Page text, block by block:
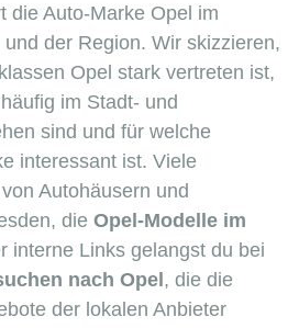
die Auto-Marke Opel im
der Region. Wir skizzieren,
Opel stark vertreten ist,
im Stadt- und
sind und für welche
interessant ist. Viele
Autohäusern und
die Opel-Modelle im
interne Links gelangst du bei
nach Opel, die die
der lokalen Anbieter